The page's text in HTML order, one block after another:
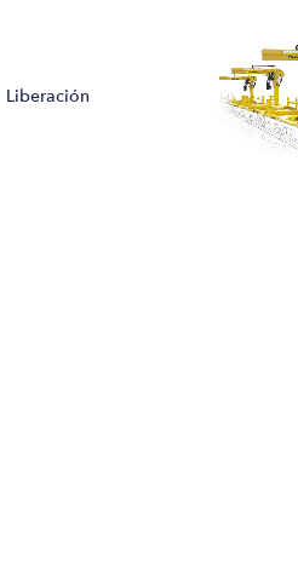
Liberación